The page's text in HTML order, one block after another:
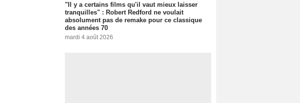
"Il y a certains films qu'il vaut mieux laisser
tranquilles" : Robert Redford ne voulait
absolument pas de remake pour ce classique
des années 70
mardi 4 août 2026